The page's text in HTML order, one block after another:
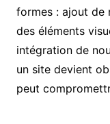
formes : ajout de
des éléments
intégration de
un site devient
peut